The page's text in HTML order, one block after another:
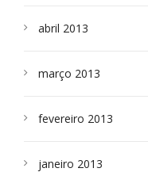
abril 2013
março 2013
fevereiro 2013
janeiro 2013